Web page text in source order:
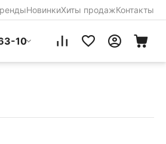
НовинкиХиты продажКонтакты
10